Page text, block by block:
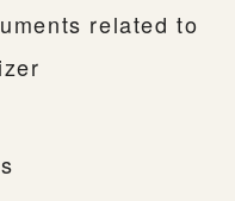
related to